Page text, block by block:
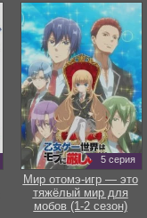
5 серия
Мир отомэ-игр — это
тяжёлый мир для
мобов (1-2 сезон)